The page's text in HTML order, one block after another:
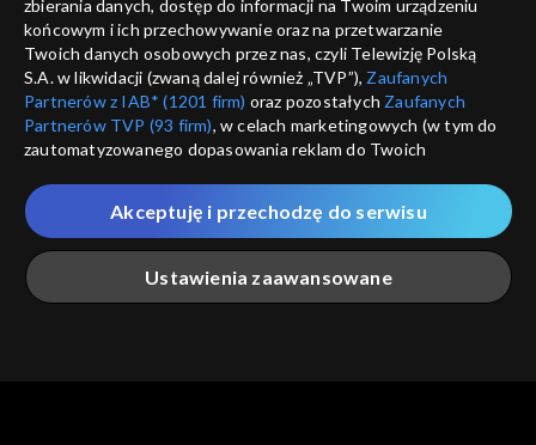
zbierania danych, dostęp do informacji na Twoim urządzeniu
końcowym i ich przechowywanie oraz na przetwarzanie
Twoich danych osobowych przez nas, czyli Telewizję Polską
S.A. w likwidacji (zwaną dalej również „TVP”), Zaufanych
Partnerów z IAB* (1201 firm) oraz pozostałych Zaufanych
Partnerów TVP (93 firm), w celach marketingowych (w tym do
zautomatyzowanego dopasowania reklam do Twoich
które wskazujemy poniżej, a także zgody na udostępnianie
przez nas identyfikatora PPID do Google.
Twoje dane osobowe zbierane podczas odwiedzania przez
Ciebie naszych
poszczególnych serwisówzwanych dalej
„Portalem”, w tym informacje zapisywane za pomocą
Ustawienia zaawansowane
Akceptuję i przechodzę do serwisu